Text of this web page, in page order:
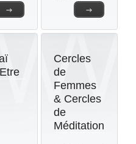
→ →
Cercles
de
Femmes
& Cercles
de
Méditation